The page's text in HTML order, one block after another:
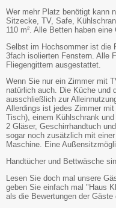
Wer mehr Platz benötigt kann
Sitzecke, TV, Safe,
110 m². Alle Betten haben
Selbst im Hochsommer ist die
3fach isolierten Fenstern. Alle
Fliegengittern ausgestattet.
Wenn Sie nur ein Zimmer mit
natürlich auch. Die Küche und
ausschließlich zur
Allerdings ist jedes Zimmer
Tisch), einem Kühlschrank
2 Gläser, Geschirrhandtuch
sogar noch zusätzlich mit
Maschine. Eine
Handtücher und Bettwäsche
Lesen Sie doch mal unsere
geben Sie einfach mal "Haus
als die Bewertungen der Gäste